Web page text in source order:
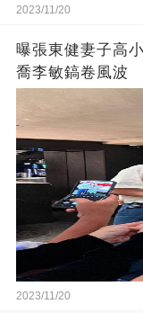
2023/11/20
曝張東健妻子高
喬李敏鎬卷風波
2023/11/20